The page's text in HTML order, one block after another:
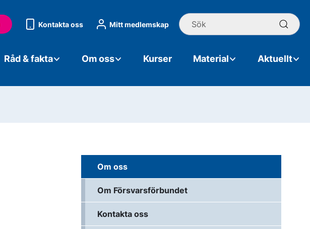
Kontakta oss Mitt medlemskap Sök
Råd & fakta Om oss Kurser Material Aktuellt
Om oss
Om Försvarsförbundet
Kontakta oss